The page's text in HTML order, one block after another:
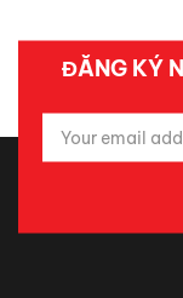
ĐĂNG KÝ